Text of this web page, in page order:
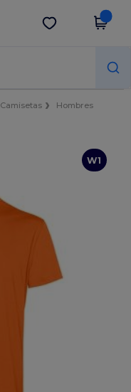
Descargar app
Camisetas
Hombres
W1